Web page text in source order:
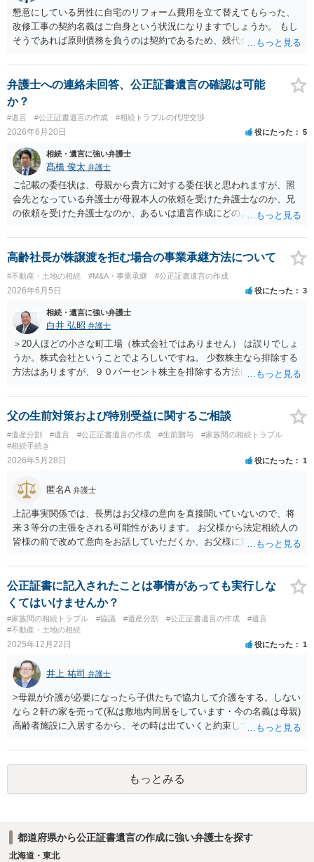
懇意にしている男性に自宅のリフォーム費用を立て替えてもらった、
改修工事の契約名義はご自身という状況になりますでしょうか。 もし
そうであれば原則債務を負うのは契約であるため、残代金を捻出して
ます。 入籍した場合でも、原則契約者が単独で全ての債務を負うこと
には変わりがありません。 なかなか対応に難しい案件であり、公開の
場でアドバイスを行うのも限界があるように思われますので、資料等
を持参のうえ個別に弁護士に相談されることをお勧めします。
弁護士への連絡未回答、公正証書遺言の確認は可能
か？
#遺言 #公正証書遺言の作成 #相続トラブルの代理交渉
2026年6月20日 役にたった 5
相続・遺言に強い弁護士
髙橋 俊太 弁護士
ご記載の委任状は、母親から貴方に対する委任状と思われますが、照
会先となっている弁護士が母親本人の依頼を受けた弁護士なのか、兄
の依頼を受けた弁護士なのか、あるいは遺言作成にどのような立場で
と思われます。 仮に、その弁護士が母親本人から依頼を受けているの
であれば、母親本人に対する報告義務が問題となります。母親が貴方
に一任する旨を明確に伝えており、委任状の内容にも、弁護士との連
絡、進捗確認、公正証書遺言の作成有無や控えの確認等が含まれてい
るのであれば、貴方から進捗状況等の説明を求める余地はあります。
他方で、その弁護士が兄の依頼を受けた弁護士である場合には、兄の
代理人という立場になりますので、貴方や母親に対して当然に進捗状
況を報告する義務があるとは限りません。また、親族間で利害対立が
ある可能性がある場合、守秘義務や本人意思確認の観点から、委任状
があるとしても直ちに内容を開示しないこともあり得ます。 公正証書
遺言が作成済みである場合でも、生前にその存在や内容を誰に開示す
るかは、基本的には遺言者本人の意思による問題です。まずは、母親
本人から弁護士に対し、「娘に進捗状況及び公正証書遺言の作成有
無・内容について説明してよい」旨を明確に伝えてもらい、委任状の
写しを添付して、期限を区切って書面で回答を求めることが考えられ
ます。それでも回答がない場合には、母親本人の意思能力や真意、兄
による不当な関与の有無も含めて、別の弁護士に資料（遺言書案、委
任状、母親の発言内容、弁護士との連絡履歴、兄とのやり取り等）を
示して相談した方がよいように思います。
高齢社長が株譲渡を拒む場合の事業承継方法について
#不動産・土地の相続 #M&A・事業承継 #公正証書遺言の作成
2026年6月5日 役にたった 3
相続・遺言に強い弁護士
白井 弘昭 弁護士
＞20人ほどの小さな町工場（株式会社ではありません） は誤りでしょ
うか。株式会社ということでよろしいですね。 少数株主なら排除する
方法はありますが、９０パーセント株主を排除する方法は現実的にあ
るか、家族を説得して承継させるかしかないでしょう。 また、出資者
がいれば、全員で会社を辞めて新たな会社を立ち上げることも考えら
れます。 それか、しばらく我慢して、社長が没した後に相続人から承
継させるしかないように思えます。 私見ながらご参考まで。
父の生前対策および特別受益に関するご相談
#遺産分割 #遺言 #公正証書遺言の作成 #生前贈与
#家族間の相続トラブル
#相続手続き
2026年5月28日 役にたった 1
匿名A 弁護士
上記事実関係では、長男はお父様の意向を直接聞いていないので、将
来３等分の主張をされる可能性があります。 お父様から法定相続人の
皆様の前で改めて意向をお話していただくか、お父様に対し遺言を残
ります。
公正証書に記入されたことは事情があっても実行しな
くてはいけませんか？
#家族間の相続トラブル #協議 #遺産分割 #公正証書遺言の作成
#遺言
#不動産・土地の相続
2025年12月22日 役にたった 1
井上 祐司 弁護士
>母親が介護が必要になったら子供たちで協力して介護をする。しない
なら２軒の家を売って(私は敷地内同居をしています・今の名義は母親)
高齢者施設に入居するから、その時は出ていくと約束してあります。
書にしているのでしょうか。これを条項にする公証人がいるとはちょ
っと考え辛いです。 なお、仮に事実であるとしても、公正証書で気
を付けなければならないのは、「直ちに強制執行に服する」という執
行受諾文言のみです。 それがないのであれば、単なる合意書と変わ
相談を受けられたほうが良いでしょう。
もっとみる
都道府県から公正証書遺言の作成に強い弁護士を探す
北海道・東北